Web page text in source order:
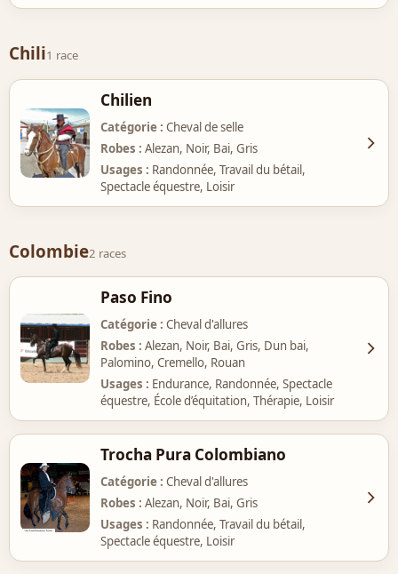
Chili1 race
Chilien
Catégorie Cheval de selle
Robes
Alezan, Noir, Bai, Gris
Usages
Randonnée, Travail du bétail,
Spectacle équestre, Loisir
Colombie2 races
Paso Fino
Catégorie Cheval d'allures
Robes
Alezan, Noir, Bai, Gris, Dun bai,
Palomino, Cremello, Rouan
Usages
Endurance, Randonnée, Spectacle
équestre, École d’équitation, Thérapie, Loisir
Trocha Pura Colombiano
Catégorie Cheval d'allures
Robes
Alezan, Noir, Bai, Gris
Usages
Randonnée, Travail du bétail,
Spectacle équestre, Loisir